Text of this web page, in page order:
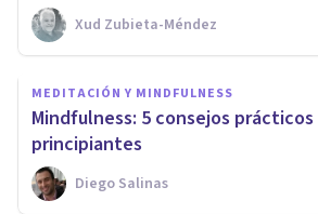
Xud Zubieta-Méndez
MEDITACIÓN Y MINDFULNESS
​Mindfulness: 5 consejos prácticos
principiantes
Diego Salinas